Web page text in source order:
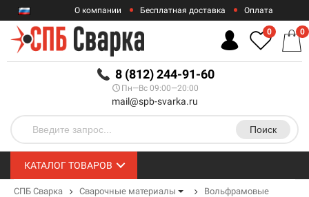
RUB
О компании Бесплатная доставка Оплата
Гарантии
8 (812) 244-91-60
Пн—Вс 09:00—20:00
mail@spb-svarka.ru
Поиск
0 0
КАТАЛОГ ТОВАРОВ
СПБ Сварка Сварочные материалы
Вольфрамовые